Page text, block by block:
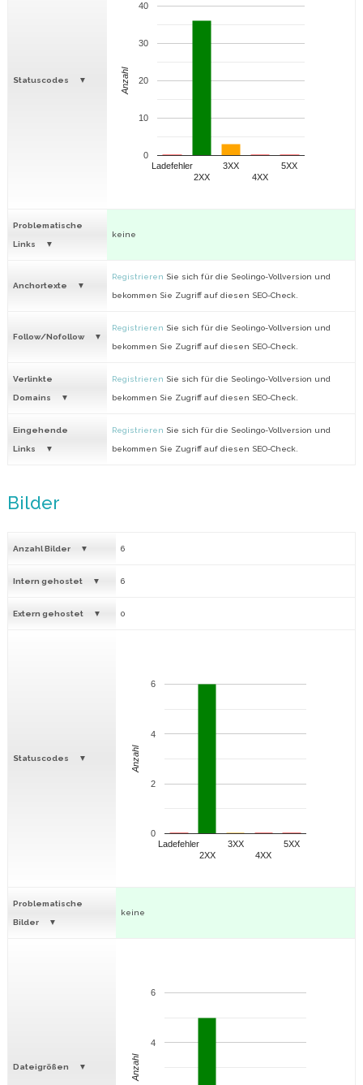
Statuscodes
Ladefehler
2XX
3XX
4XX
5XX
0
10
20
30
40
Anzahl
Problematische
Links
keine
Anchortexte
Registrieren Sie sich für die Seolingo-Vollversion und
bekommen Sie Zugriff auf diesen SEO-Check.
Follow/Nofollow
Registrieren Sie sich für die Seolingo-Vollversion und
bekommen Sie Zugriff auf diesen SEO-Check.
Verlinkte
Domains
Registrieren Sie sich für die Seolingo-Vollversion und
bekommen Sie Zugriff auf diesen SEO-Check.
Eingehende
Links
Registrieren Sie sich für die Seolingo-Vollversion und
bekommen Sie Zugriff auf diesen SEO-Check.
Bilder
Anzahl Bilder 6
Intern gehostet 6
Extern gehostet 0
Statuscodes
Ladefehler
2XX
3XX
4XX
5XX
0
2
4
6
Anzahl
Problematische
Bilder
keine
Dateigrößen
4
6
Anzahl